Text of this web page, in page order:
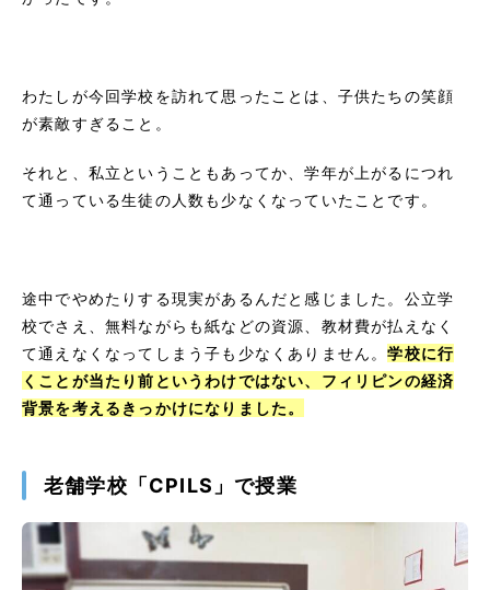
わたしが今回学校を訪れて思ったことは、子供たちの笑顔
が素敵すぎること。
それと、私立ということもあってか、学年が上がるにつれ
て通っている生徒の人数も少なくなっていたことです。
途中でやめたりする現実があるんだと感じました。公立学
校でさえ、無料ながらも紙などの資源、教材費が払えなく
て通えなくなってしまう子も少なくありません。学校に行
くことが当たり前というわけではない、フィリピンの経済
背景を考えるきっかけになりました。
老舗学校「CPILS」で授業